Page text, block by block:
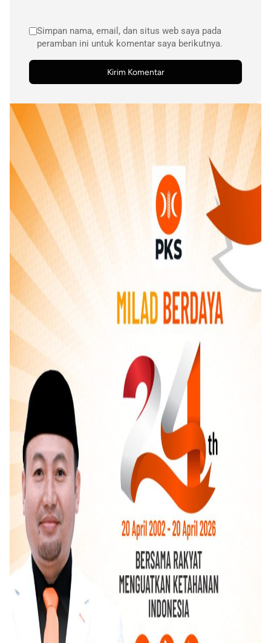
Simpan nama, email, dan situs web saya pada
peramban ini untuk komentar saya berikutnya.